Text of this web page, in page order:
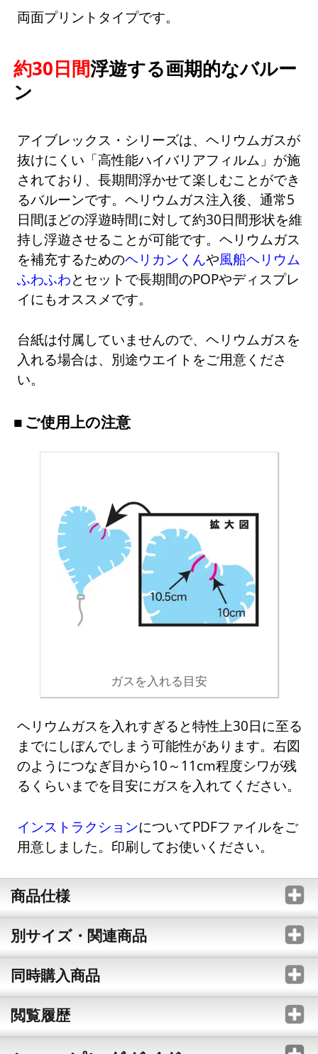
両面プリントタイプです。
約30日間浮遊する画期的なバルー
ン
アイブレックス・シリーズは、ヘリウムガスが
抜けにくい「高性能ハイバリアフィルム」が施
されており、長期間浮かせて楽しむことができ
るバルーンです。ヘリウムガス注入後、通常5
日間ほどの浮遊時間に対して約30日間形状を維
持し浮遊させることが可能です。ヘリウムガス
を補充するためのヘリカンくんや風船ヘリウム
ふわふわとセットで長期間のPOPやディスプレ
イにもオススメです。
台紙は付属していませんので、ヘリウムガスを
入れる場合は、別途ウエイトをご用意くださ
い。
ご使用上の注意
ガスを入れる目安
ヘリウムガスを入れすぎると特性上30日に至る
までにしぼんでしまう可能性があります。右図
のようにつなぎ目から10～11cm程度シワが残
るくらいまでを目安にガスを入れてください。
インストラクションについてPDFファイルをご
用意しました。印刷してお使いください。
商品仕様
別サイズ・関連商品
同時購入商品
閲覧履歴